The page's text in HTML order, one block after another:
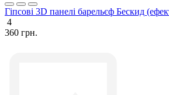
Гіпсові 3D панелі барельєф Бескид
4
360 грн.